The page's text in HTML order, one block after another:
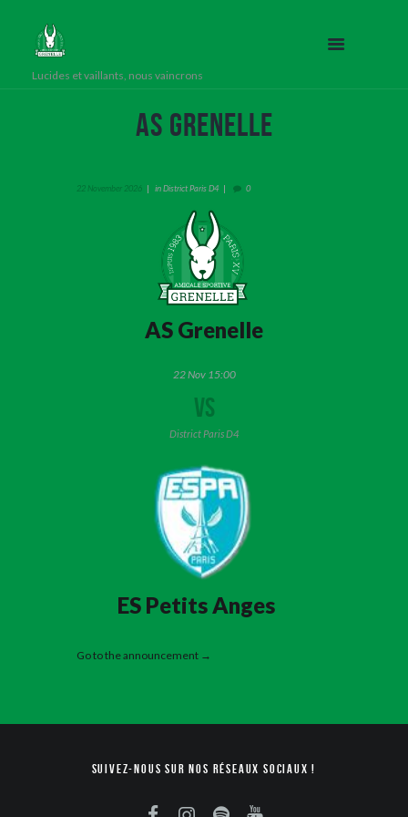
Lucides et vaillants, nous vaincrons
AS Grenelle
22 November 2026 inDistrict Paris D4 0
AS Grenelle
22 Nov 15:00
VS
District Paris D4
ES Petits Anges
Go to the announcement →
Suivez-nous sur nos réseaux sociaux !